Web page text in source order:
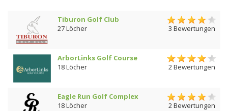
Tiburon Golf Club
27 Löcher
3 Bewertungen
ArborLinks Golf Course
18 Löcher
2 Bewertungen
Eagle Run Golf Complex
18 Löcher
2 Bewertungen